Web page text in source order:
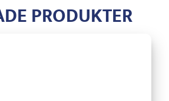
PRODUKTER